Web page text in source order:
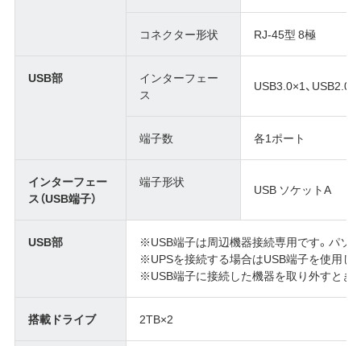
コネクター形状 RJ-45型 8極
USB部
インターフェー
ス
USB3.0×1、USB2.0/
端子数 各1ポート
インターフェー
ス（USB端子）
端子形状 USB ソケットA
USB部
※USB端子は周辺機器接続専用です。パソ
※UPSを接続する場合はUSB端子を使用し
※USB端子に接続した機器を取り外すとき
搭載ドライブ 2TB×2